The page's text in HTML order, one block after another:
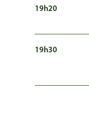
19h20
19h30